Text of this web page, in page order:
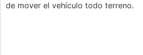
de mover el vehículo todo terreno.